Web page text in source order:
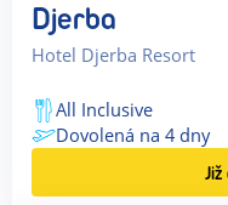
Djerba
Hotel Djerba Resort
All Inclusive
Dovolená na 4 dny
Již